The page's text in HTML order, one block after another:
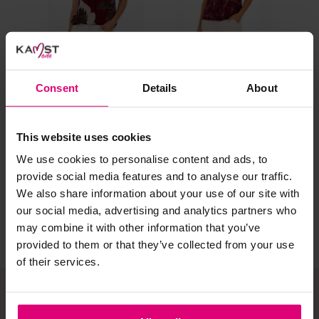
Consent Details About
This website uses cookies
We use cookies to personalise content and ads, to
provide social media features and to analyse our traffic.
We also share information about your use of our site with
our social media, advertising and analytics partners who
may combine it with other information that you’ve
provided to them or that they’ve collected from your use
of their services.
Doe de wasmachine niet te vol. Dat voorkomt
kreuken/wrijving.
Gebruik een waszakje voor poreuze materialen en/of
artikelen met kraaltjes/steentjes.
Selecteer het wasgoed op kleur en was met een passend
Gebreide kledingstukken (met of zonder wol):
Allereerst: stel het wassen zo lang mogelijk uit.
Was in de wasmachine op een wol-programma. Dit
voorkomt wrijving en pilling.
Was zo koud mogelijk.
Blouson mouwloos
€ 39,99
€ 39,99